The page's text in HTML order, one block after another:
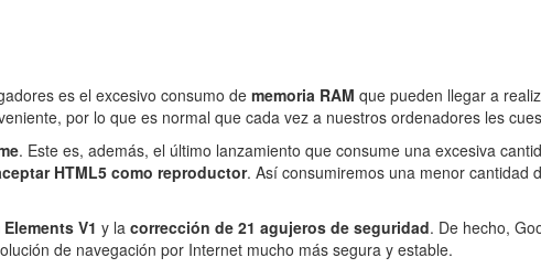
es el excesivo consumo de memoria RAM que pueden llegar a
por lo que es normal que cada vez a nuestros ordenadores les
. Este es, además, el último lanzamiento que consume una excesiva
HTML5 como reproductor. Así consumiremos una menor cantidad
V1 y la corrección de 21 agujeros de seguridad. De hecho,
de navegación por Internet mucho más segura y estable.